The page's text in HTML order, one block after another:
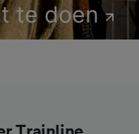
te doen